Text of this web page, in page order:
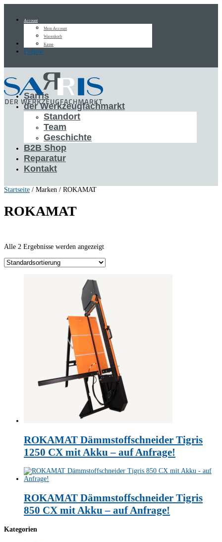
Account
Mein Account
Warenkorb
Kasse
Follow
Follow
Sarris
der Werkzeugfachmarkt
Standort
Team
Geschichte
B2B Shop
Reparatur
Kontakt
Startseite / Marken / ROKAMAT
ROKAMAT
Alle 2 Ergebnisse werden angezeigt
ROKAMAT Dämmstoffschneider Tigris
1250 CX mit Akku – auf Anfrage!
ROKAMAT Dämmstoffschneider Tigris
850 CX mit Akku – auf Anfrage!
Kategorien